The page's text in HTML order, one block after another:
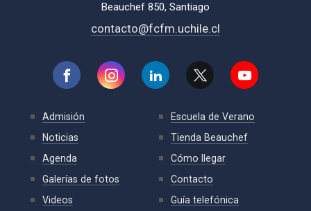
Beauchef 850, Santiago
contacto@fcfm.uchile.cl
Admisión
Noticias
Agenda
Galerías de fotos
Videos
Escuela de Verano
Tienda Beauchef
Cómo llegar
Contacto
Guía telefónica